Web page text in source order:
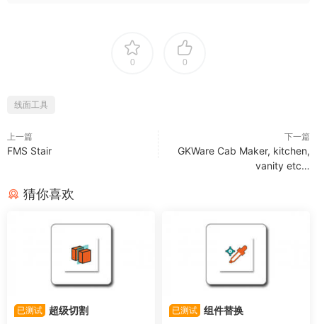
0 0
线面工具
上一篇
FMS Stair
下一篇
GKWare Cab Maker, kitchen,
vanity etc…
猜你喜欢
已测试 超级切割 已测试 组件替换